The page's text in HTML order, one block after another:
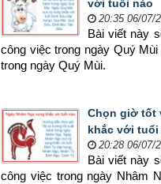
với tuổi nào
20:35 06/07/
Bài viết này
công việc trong ngày Quý
trong ngày Quý Mùi.
Chọn giờ tốt
khắc với tuổi
20:28 06/07/
Bài viết này
công việc trong ngày Nhâm